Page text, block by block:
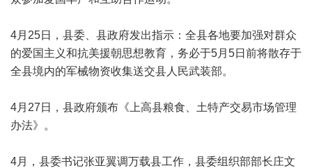
4月25日，县委、县政府发出指示：全县各地要加强对群众
的爱国主义和抗美援朝思想教育，务必于5月5日前将散存于
全县境内的军械物资收集送交县人民武装部。
4月27日，县政府颁布《上高县粮食、土特产交易市场管理
办法》。
4月，县委书记张亚翼调万载县工作，县委组织部部长庄文